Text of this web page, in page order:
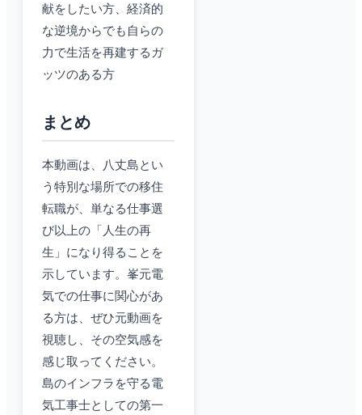
献をしたい方、経済的
な逆境からでも自らの
力で生活を再建するガ
ッツのある方
まとめ
本動画は、八丈島とい
う特別な場所での移住
転職が、単なる仕事選
び以上の「人生の再
生」になり得ることを
示しています。峯元電
気での仕事に関心があ
る方は、ぜひ元動画を
視聴し、その空気感を
感じ取ってください。
島のインフラを守る電
気工事士としての第一